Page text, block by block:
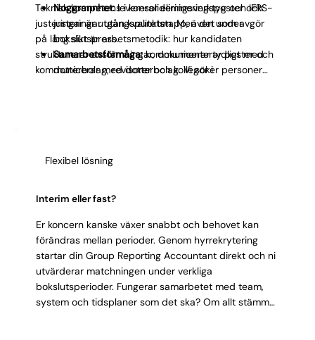
Noggrannhet:levererar elimineringsposter och
justeringar utan kvalitetstapp, även under
bokslutspress.
Samarbetsförmåga:kommunicerar tydligt med
dotterbolag, revisorer och kollegor i
koncernredovisning och växa i rollen.
flaggar oklarheter direkt.
Teknisk kompetens i konsolideringsverktyg och IFRS-
justeringar är utgångspunkten. Men det som avgör
på lång sikt är arbetsmetodik: hur kandidaten
strukturerar avstämningar, dokumenterar poster och
kommunicerar med dotterbolag. Vi söker personer
Flexibel lösning
Interim eller fast?
Er koncern kanske växer snabbt och behovet kan
förändras mellan perioder. Genom hyrrekrytering
startar din Group Reporting Accountant direkt och ni
utvärderar matchningen under verkliga
bokslutsperioder. Fungerar samarbetet med team,
system och tidsplaner som det ska? Om allt stämmer